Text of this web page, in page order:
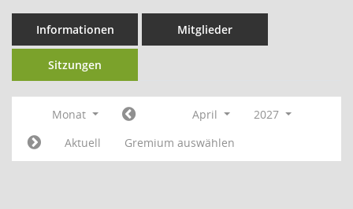
Informationen Mitglieder
Sitzungen
Monat April
2027
Aktuell
Gremium auswählen